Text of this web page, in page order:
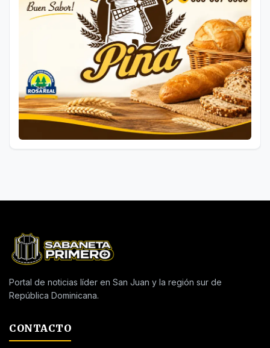
Portal de noticias líder en San Juan y la región sur de
República Dominicana.
CONTACTO